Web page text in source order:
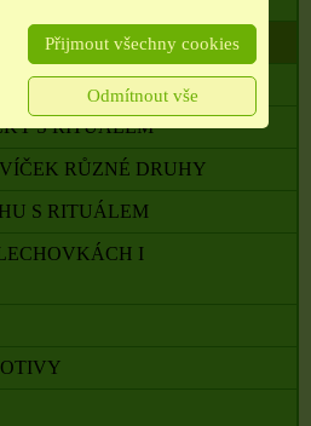
S RITUÁLEM
RŮZNÉ DRUHY
S RITUÁLEM
I
Přijmout všechny cookies
Odmítnout vše